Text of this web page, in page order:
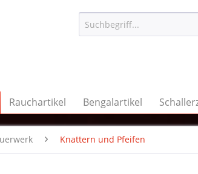
Rauchartikel Bengalartikel
Knattern und Pfeifen